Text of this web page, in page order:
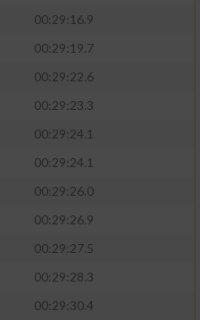
00:29:16.9
00:29:19.7
00:29:22.6
00:29:23.3
00:29:24.1
00:29:24.1
00:29:26.0
00:29:26.9
00:29:27.5
00:29:28.3
00:29:30.4